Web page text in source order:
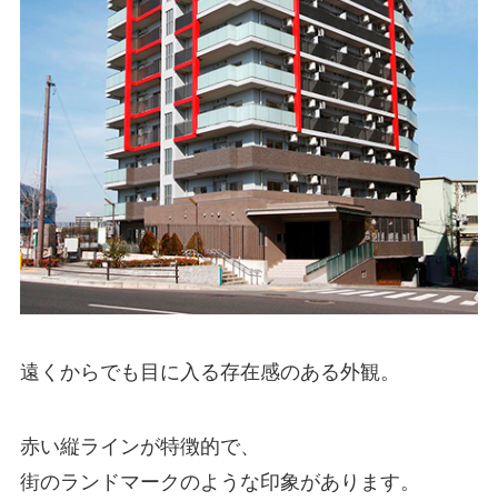
遠くからでも目に入る存在感のある外観。
赤い縦ラインが特徴的で、
街のランドマークのような印象があります。